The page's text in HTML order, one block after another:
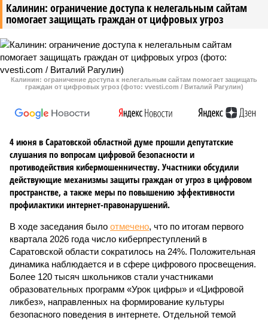
Калинин: ограничение доступа к нелегальным сайтам
помогает защищать граждан от цифровых угроз
Калинин: ограничение доступа к нелегальным сайтам помогает защищать
граждан от цифровых угроз (фото: vvesti.com / Виталий Рагулин)
4 июня в Саратовской областной думе прошли депутатские
слушания по вопросам цифровой безопасности и
противодействия кибермошенничеству. Участники обсудили
действующие механизмы защиты граждан от угроз в цифровом
пространстве, а также меры по повышению эффективности
профилактики интернет-правонарушений.
В ходе заседания было отмечено, что по итогам первого
квартала 2026 года число киберпреступлений в
Саратовской области сократилось на 24%. Положительная
динамика наблюдается и в сфере цифрового просвещения.
Более 120 тысяч школьников стали участниками
образовательных программ «Урок цифры» и «Цифровой
ликбез», направленных на формирование культуры
безопасного поведения в интернете. Отдельной темой